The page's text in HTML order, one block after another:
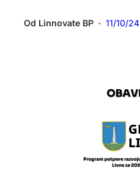
Od Linnovate BP • 11/10/24